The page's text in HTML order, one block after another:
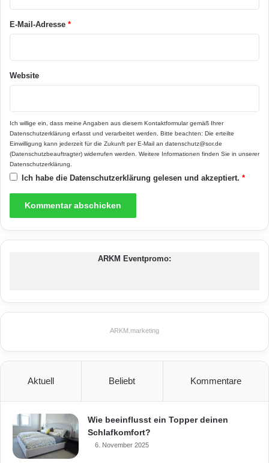
zum Saugen nur der leichte, handliche
Saugschlauch benötigt wird, ist auch das
Hinterherziehen schwerer Geräte ein für alle
System für Neu- und Bestandsbauten unter
www.allaway-epr.de.
Der Hausputz geht schnell, einfach und
sauber vonstatten. Der Saugschlauch wird
einfach in die Saugdüse gesteckt – und los
geht’s. (Foto: epr/Allaway)
*
E-Mail-Adresse *
Website
Ich willige ein, dass meine Angaben aus diesem Kontaktformular gemäß Ihrer
Datenschutzerklärung erfasst und verarbeitet werden. Bitte beachten: Die erteilte
Einwilligung kann jederzeit für die Zukunft per E-Mail an datenschutz@sor.de
(Datenschutzbeauftragter) widerrufen werden. Weitere Informationen finden Sie in unserer
Datenschutzerklärung
Ich habe die Datenschutzerklärung gelesen und akzeptiert. *
ARKM Eventpromo:
ARKM.marketing
Aktuell Beliebt Kommentare
Wie beeinflusst ein Topper deinen
Schlafkomfort?
6. November 2025